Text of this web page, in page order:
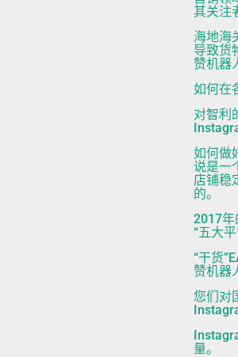
其关注
海地海
导致货
赞机器
如何在
对智利
如何做
说是一
店铺稳
的。
2017年
“五大平
“干货
赞机器
您们对
量。